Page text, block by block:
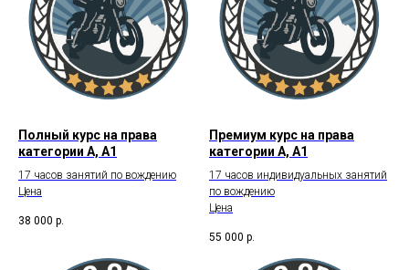
Полный курс на права
категории А, А1
17 часов занятий по вождению
Цена
38 000 р.
Премиум курс на права
категории А, А1
17 часов индивидуальных занятий
по вождению
Цена
55 000 р.